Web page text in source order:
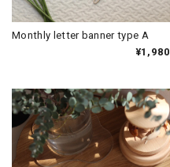
Monthly letter banner type A
¥1,980